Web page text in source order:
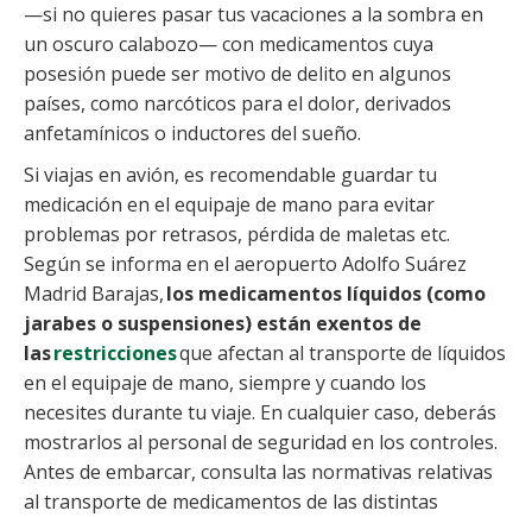
—si no quieres pasar tus vacaciones a la sombra en
un oscuro calabozo— con medicamentos cuya
posesión puede ser motivo de delito en algunos
países, como narcóticos para el dolor, derivados
anfetamínicos o inductores del sueño.
Si viajas en avión, es recomendable guardar tu
medicación en el equipaje de mano para evitar
problemas por retrasos, pérdida de maletas etc.
Según se informa en el aeropuerto Adolfo Suárez
Madrid Barajas,los medicamentos líquidos (como
jarabes o suspensiones) están exentos de
lasrestriccionesque afectan al transporte de líquidos
en el equipaje de mano, siempre y cuando los
necesites durante tu viaje. En cualquier caso, deberás
mostrarlos al personal de seguridad en los controles.
Antes de embarcar, consulta las normativas relativas
al transporte de medicamentos de las distintas